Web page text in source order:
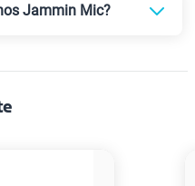
Jammin Mic?